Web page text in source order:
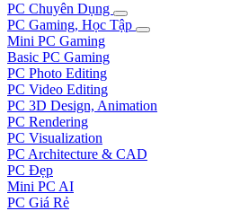
PC Chuyên Dụng
PC Gaming, Học Tập
Mini PC Gaming
Basic PC Gaming
PC Photo Editing
PC Video Editing
PC 3D Design, Animation
PC Rendering
PC Visualization
PC Architecture & CAD
PC Đẹp
Mini PC AI
PC Giá Rẻ